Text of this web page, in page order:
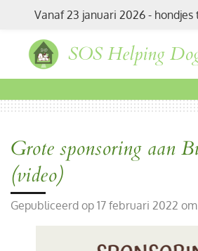
naar
SOS Helping
Vanaf 23 januari 2026 - hondjes
Grote sponsoring aan
(video)
Gepubliceerd op 17 februari 2022 om